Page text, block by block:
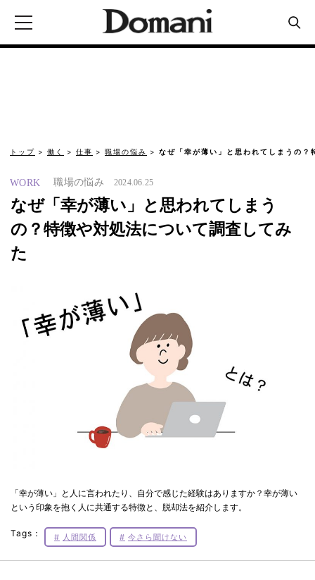
トップ 働く 仕事 職場の悩み なぜ「幸が薄い」と思われてしまうの
WORK 職場の悩み 2024.06.25
なぜ「幸が薄い」と思われてしまう
の？特徴や対処法について調査してみ
た
「幸が薄い」と人に言われたり、自分で感じた経験はありますか？幸が薄い
という印象を抱く人に共通する特徴と、脱却法を紹介します。
Tags： 人間関係 今さら聞けない